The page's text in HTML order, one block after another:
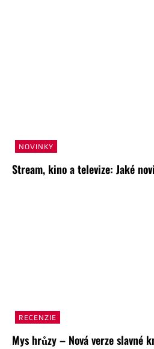
NOVINKY
Stream, kino a televize: Jaké
RECENZIE
Mys hrůzy – Nová verze slavné